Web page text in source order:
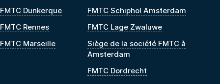
FMTC Dunkerque
FMTC Rennes
FMTC Marseille
FMTC Schiphol Amsterdam
FMTC Lage Zwaluwe
Siège de la société FMTC à
Amsterdam
FMTC Dordrecht